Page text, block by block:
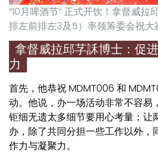
“10月啤酒节” 正式开饮！拿督威
排左前排左3及5）率领筹委会祝大
拿督威拉邱芓訸博士：促
力
首先，他恭祝 MDMT006 和
动。他说，办一场活动非常不容易
钜细无遗太多细节要用心考量；让
办，除了共同分担一些工作以外，
作力与凝聚力。